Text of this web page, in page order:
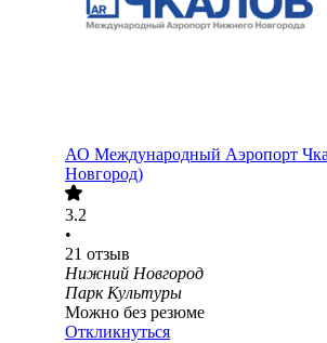
АО Международный Аэропорт
Новгород)
3.2
•
21 отзыв
Нижний Новгород
Парк Культуры
Можно без резюме
Откликнуться